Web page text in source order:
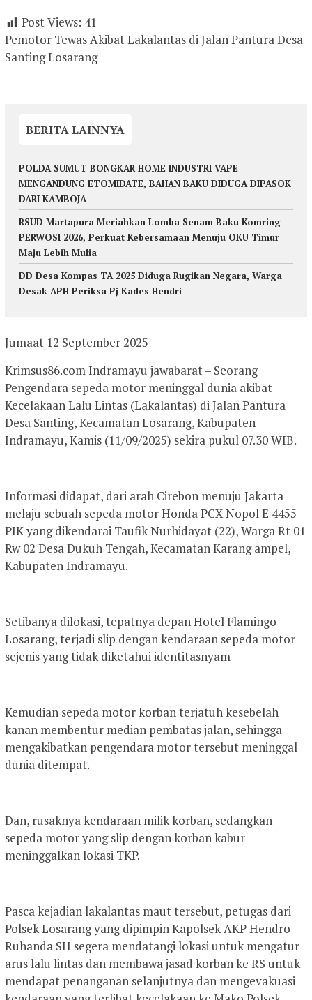
Post Views: 41
Pemotor Tewas Akibat Lakalantas di Jalan Pantura Desa
Santing Losarang
BERITA LAINNYA
POLDA SUMUT BONGKAR HOME INDUSTRI VAPE
MENGANDUNG ETOMIDATE, BAHAN BAKU DIDUGA DIPASOK
DARI KAMBOJA
RSUD Martapura Meriahkan Lomba Senam Baku Komring
PERWOSI 2026, Perkuat Kebersamaan Menuju OKU Timur
Maju Lebih Mulia
DD Desa Kompas TA 2025 Diduga Rugikan Negara, Warga
Desak APH Periksa Pj Kades Hendri
Jumaat 12 September 2025
Krimsus86.com Indramayu jawabarat – Seorang
Pengendara sepeda motor meninggal dunia akibat
Kecelakaan Lalu Lintas (Lakalantas) di Jalan Pantura
Desa Santing, Kecamatan Losarang, Kabupaten
Indramayu, Kamis (11/09/2025) sekira pukul 07.30 WIB.
Informasi didapat, dari arah Cirebon menuju Jakarta
melaju sebuah sepeda motor Honda PCX Nopol E 4455
PIK yang dikendarai Taufik Nurhidayat (22), Warga Rt 01
Rw 02 Desa Dukuh Tengah, Kecamatan Karang ampel,
Kabupaten Indramayu.
Setibanya dilokasi, tepatnya depan Hotel Flamingo
Losarang, terjadi slip dengan kendaraan sepeda motor
sejenis yang tidak diketahui identitasnyam
Kemudian sepeda motor korban terjatuh kesebelah
kanan membentur median pembatas jalan, sehingga
mengakibatkan pengendara motor tersebut meninggal
dunia ditempat.
Dan, rusaknya kendaraan milik korban, sedangkan
sepeda motor yang slip dengan korban kabur
meninggalkan lokasi TKP.
Pasca kejadian lakalantas maut tersebut, petugas dari
Polsek Losarang yang dipimpin Kapolsek AKP Hendro
Ruhanda SH segera mendatangi lokasi untuk mengatur
arus lalu lintas dan membawa jasad korban ke RS untuk
mendapat penanganan selanjutnya dan mengevakuasi